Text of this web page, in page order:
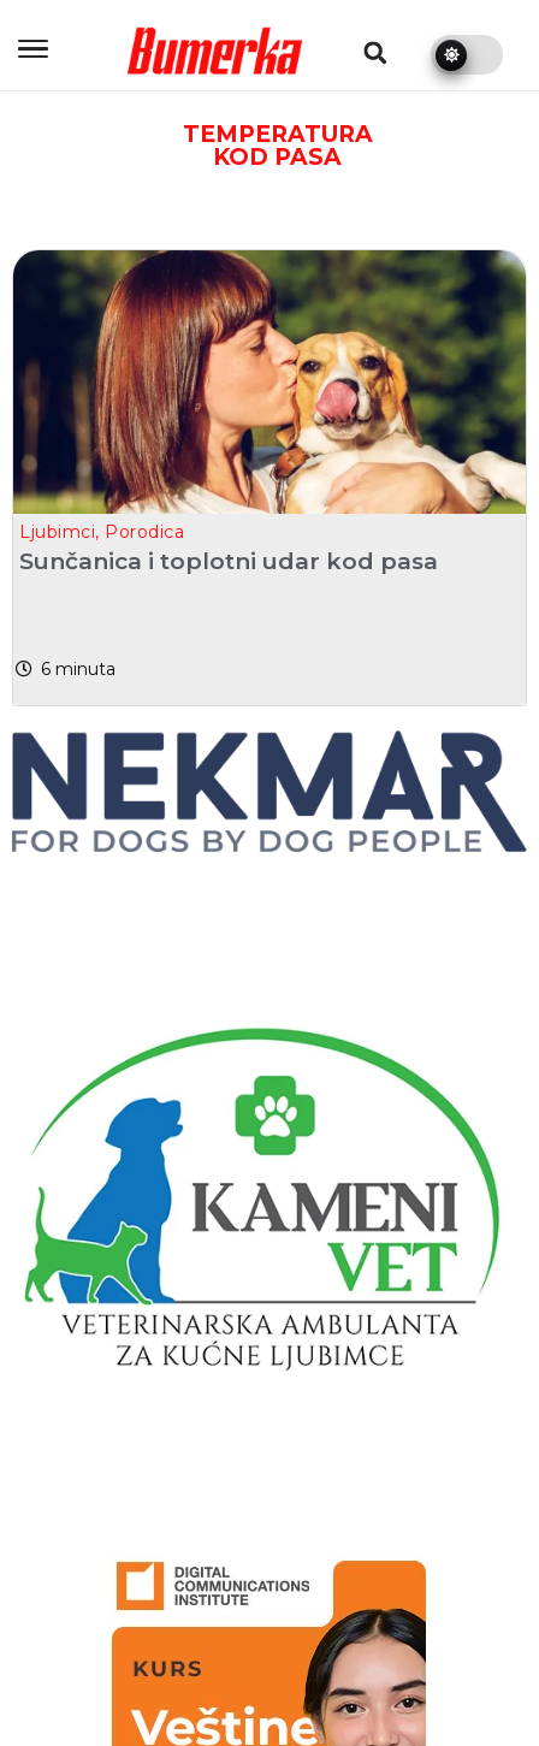
TEMPERATURA
KOD PASA
Ljubimci, Porodica
Sunčanica i toplotni udar kod pasa
6 minuta